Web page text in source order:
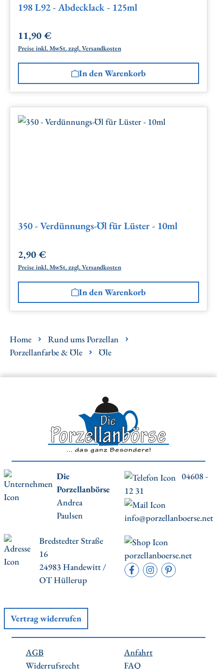
198 L92 - Abdecklack - 125ml
Regulärer Preis:
11,90 €
Preise inkl. MwSt. zzgl. Versandkosten
In den Warenkorb
350 - Verdünnungs-Öl für Lüster - 10ml
Regulärer Preis:
2,90 €
Preise inkl. MwSt. zzgl. Versandkosten
In den Warenkorb
Home
Rund ums Porzellan
Porzellanfarbe & Öle
Öle
Die
Porzellanbörse
Andrea
Paulsen
04608 -
12 31
info@porzellanboerse.net
Bredstedter Straße
16
24983 Handewitt /
OT Hüllerup
porzellanboerse.net
Vertrag widerrufen
AGB
Widerrufsrecht
Anfahrt
FAQ